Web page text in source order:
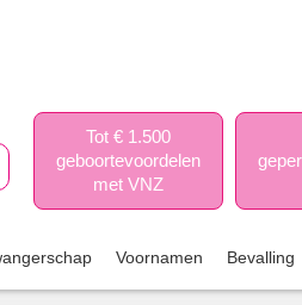
Tot € 1.500
geboortevoordelen
met VNZ
Voornamen Bevalling